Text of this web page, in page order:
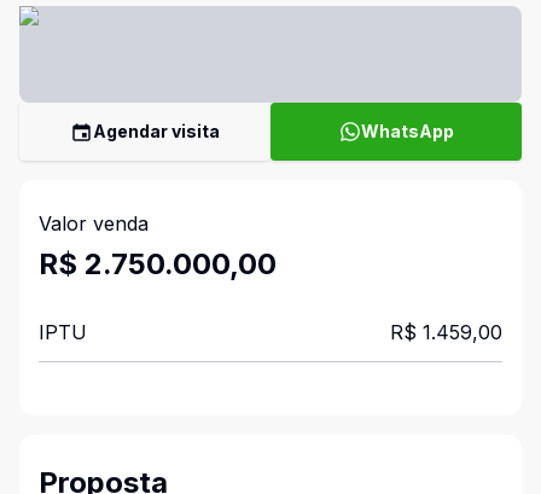
Agendar visita WhatsApp
Valor venda
R$ 2.750.000,00
IPTU R$ 1.459,00
Proposta